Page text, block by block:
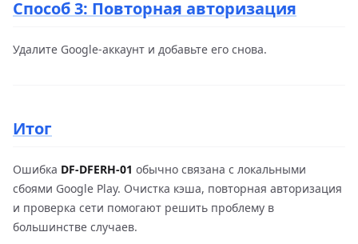
Способ 3: Повторная авторизация
Удалите Google-аккаунт и добавьте его снова.
Итог
Ошибка DF-DFERH-01 обычно связана с локальными
сбоями Google Play. Очистка кэша, повторная авторизация
и проверка сети помогают решить проблему в
большинстве случаев.